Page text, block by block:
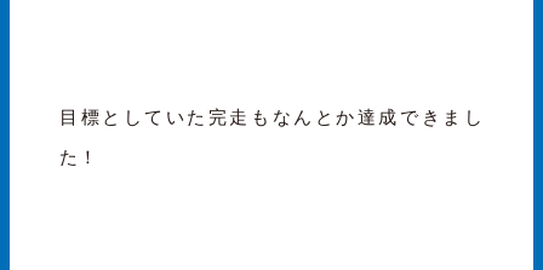
目標としていた完走もなんとか達成できまし
た！